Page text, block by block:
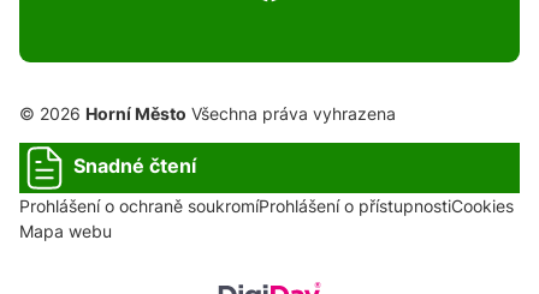
© 2026 Horní Město Všechna práva vyhrazena
Snadné čtení
Prohlášení o ochraně soukromíProhlášení o přístupnostiCookies
Mapa webu